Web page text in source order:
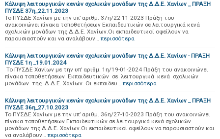
Κάλυψη λειτουργικών κενών σχολικών μονάδων της Δ.Δ.Ε. Χανίων _ ΠΡΑΞΗ
ΠΥΣΔΕ 37η_22.11.2023
Το ΠΥΣΔΕ Χανίων με την υπ’ αριθμ. 37η/22-11-2023 Πράξη του
ανακοινώνει πίνακα τοποθετήσεων Εκπαιδευτικών σε λειτουργικά κενά
σχολικών μονάδων της Δ.Δ.Ε. Χανίων.Οι εκπαιδευτικοί οφείλουν να
παρουσιαστούν και να αναλάβουν… περισσότερα
Κάλυψη λειτουργικών κενών σχολικών μονάδων της Δ.Δ.Ε. Χανίων - ΠΡΑΞΗ
ΠΥΣΔΕ 1η _19.01.2024
Το ΠΥΣΔΕ Χανίων με την υπ’ αριθμ. 1η/19-01-2024 Πράξη του ανακοινώνει
πίνακα τοποθετήσεων Εκπαιδευτικών σε λειτουργικά κενά σχολικών
μονάδων της Δ.Δ.Ε. Χανίων. Οι εκπαιδευ… περισσότερα
Κάλυψη λειτουργικών κενών σχολικών μονάδων της Δ.Δ.Ε. Χανίων _ ΠΡΑΞΗ
ΠΥΣΔΕ 36η_27.10.2023
Το ΠΥΣΔΕ Χανίων με την υπ’ αριθμ. 36η/27-10-2023 Πράξη του ανακοινώνει
πίνακα τοποθετήσεων Εκπαιδευτικών σε λειτουργικά κενά σχολικών
μονάδων της Δ.Δ.Ε. Χανίων.Οι εκπαιδευτικοί οφείλουν να παρουσιαστούν και
να αναλάβουν… περισσότερα